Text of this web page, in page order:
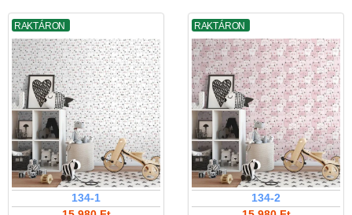
RAKTÁRON
134-1
RAKTÁRON
134-2